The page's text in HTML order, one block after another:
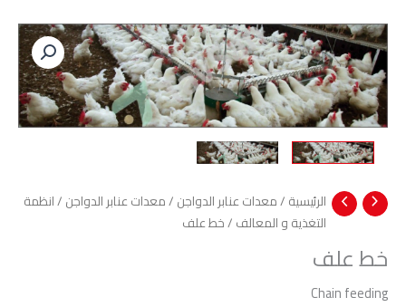
الرئيسية /معدات عنابر الدواجن /معدات عنابر الدواجن /انظمة
التغذية و المعالف / خط علف
خط علف
Chain feeding